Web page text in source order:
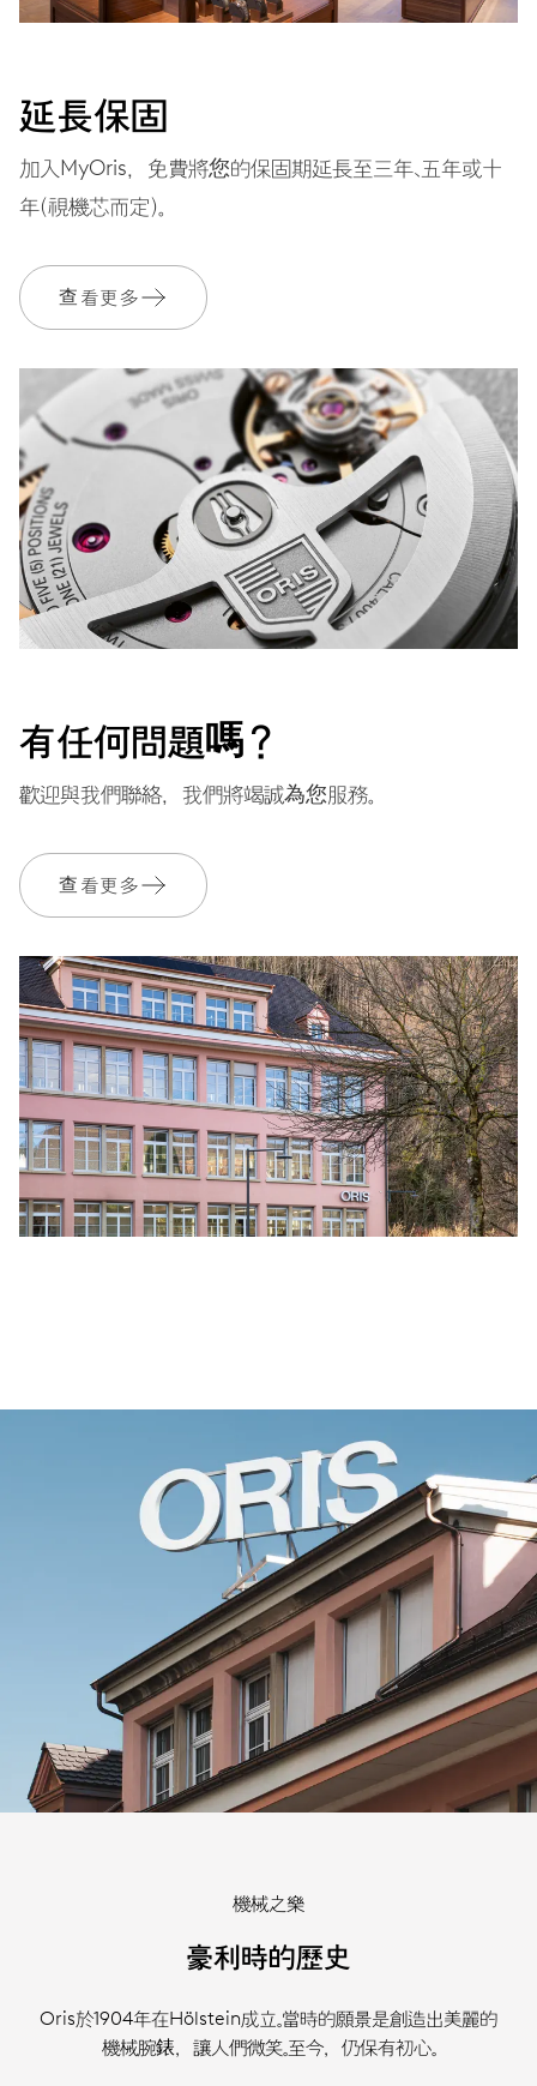
錶帶
保固單
MYORIS
延長保固
加入MyOris，免費將您的保固期延長至三年、五年或十
年（視機芯而定）。
查看更多
有任何問題嗎？
歡迎與我們聯絡，我們將竭誠為您服務。
查看更多
機械之樂
豪利時的歷史
Oris於1904年在Hölstein成立。當時的願景是創造出美麗的
機械腕錶，讓人們微笑。至今，仍保有初心。